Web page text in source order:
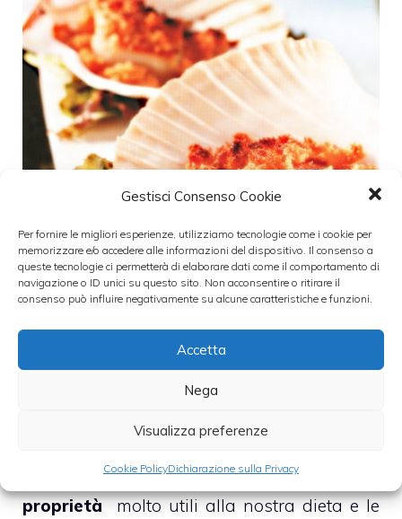
Gestisci Consenso Cookie
Per fornire le migliori esperienze, utilizziamo tecnologie come i cookie per
memorizzare e/o accedere alle informazioni del dispositivo. Il consenso a
queste tecnologie ci permetterà di elaborare dati come il comportamento di
navigazione o ID unici su questo sito. Non acconsentire o ritirare il
consenso può influire negativamente su alcune caratteristiche e funzioni.
Accetta
Nega
Visualizza preferenze
Cookie PolicyDichiarazione sulla Privacy
Un ottimo antipasto da cucinare per la
domenica pasquale potrebbero essere delle
ottimo pesce ricco di moltissime
proprietàmolto utili alla nostra dieta e le